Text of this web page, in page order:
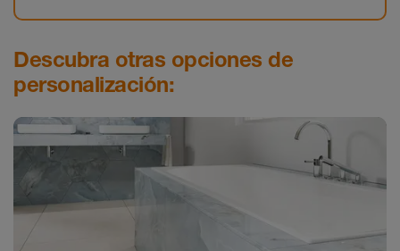
Descubra otras opciones de
personalización: